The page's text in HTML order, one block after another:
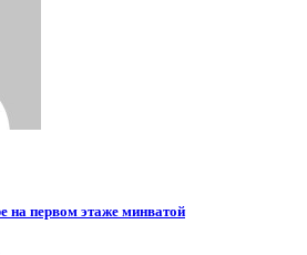
на первом этаже минватой